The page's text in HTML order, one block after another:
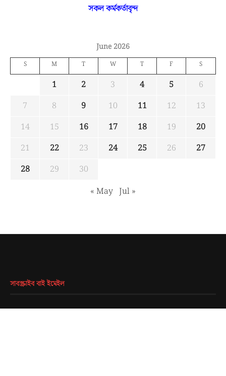
সকল কর্মকর্তাবৃন্দ
June 2026
S M T W T F S
1 2 3 4 5
6
7
8 9 10 11 12
13
14
15 16 17 18 19
20
21
22 23 24 25 26
27
28
29
30
« May Jul »
সাবস্ক্রাইব বাই ইমেইল